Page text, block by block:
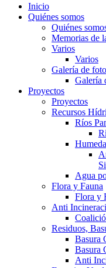
Inicio
Quiénes somos
Quiénes
Memorias de
Varios
Varios
Galería de
Galería
Proyectos
Proyectos
Recursos
Ríos
Agua
Flora y Fauna
Flora y
Anti
Residuos,
Basura
Basura
Anti